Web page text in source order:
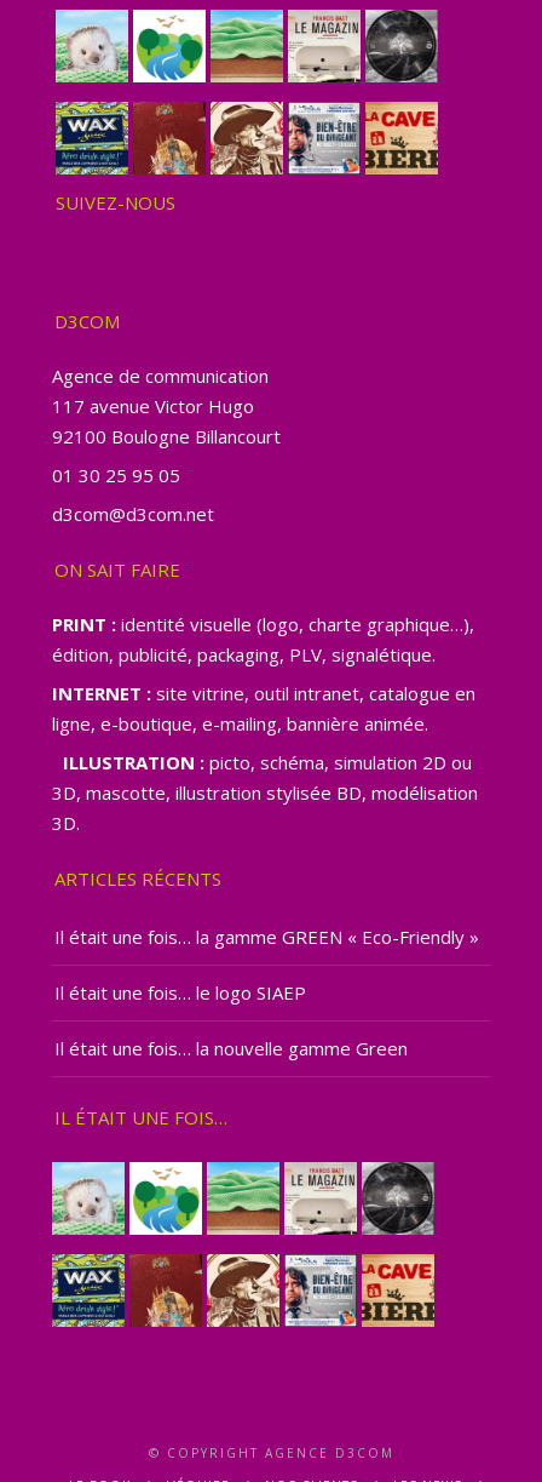
SUIVEZ-NOUS
D3COM
Agence de communication
117 avenue Victor Hugo
92100 Boulogne Billancourt
01 30 25 95 05
d3com@d3com.net
ON SAIT FAIRE
PRINT :identité visuelle (logo, charte graphique…),
édition, publicité, packaging, PLV, signalétique.
INTERNET :site vitrine, outil intranet, catalogue en
ligne, e-boutique, e-mailing, bannière animée.
ILLUSTRATION :picto, schéma, simulation 2D ou
3D, mascotte, illustration stylisée BD, modélisation
3D.
ARTICLES RÉCENTS
Il était une fois… la gamme GREEN « Eco-Friendly »
Il était une fois… le logo SIAEP
Il était une fois… la nouvelle gamme Green
IL ÉTAIT UNE FOIS…
© COPYRIGHT AGENCE D3COM